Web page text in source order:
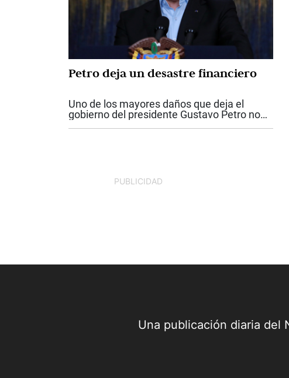
Petro deja un desastre financiero
Uno de los mayores daños que deja el
gobierno del presidente Gustavo Petro no
se ve a simple vista. No está únicamente en
PUBLICIDAD
Una publicación diaria del